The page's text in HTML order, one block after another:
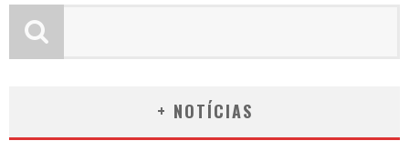
+ NOTÍCIAS